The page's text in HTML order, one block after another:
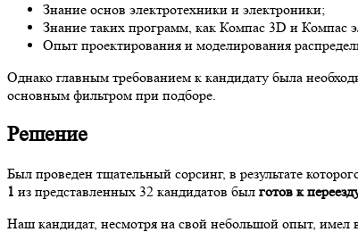
Знание основ электротехники и электроники;
Знание таких программ, как Компас 3D и Компас
Опыт проектирования и моделирования
Однако главным требованием к кандидату была
основным фильтром при подборе.
Решение
Был проведен тщательный сорсинг, в результате
1 из представленных 32 кандидатов был готов к
Наш кандидат, несмотря на свой небольшой опыт, имел